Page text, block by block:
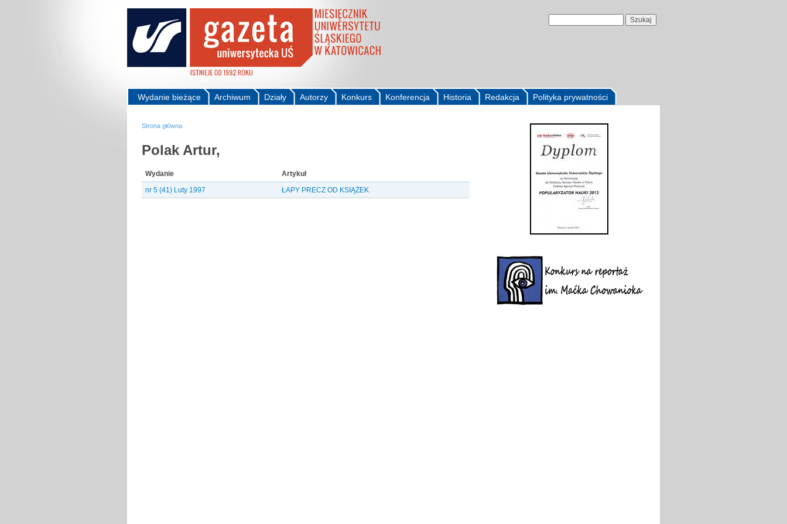
Polityka prywatności
Redakcja
Historia
Konferencja
Konkurs
Autorzy
Działy
Archiwum
Wydanie bieżące
Strona główna
Polak Artur,
Wydanie
Artykuł
nr 5 (41) Luty 1997
ŁAPY PRECZ OD KSIĄŻEK